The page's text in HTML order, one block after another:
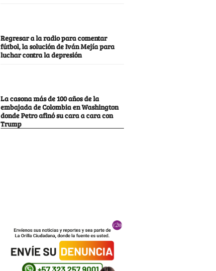
Regresar a la radio para comentar
fútbol, la solución de Iván Mejía para
luchar contra la depresión
La casona más de 100 años de la
embajada de Colombia en Washington
donde Petro afinó su cara a cara con
Trump